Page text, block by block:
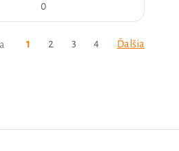
0
1 2 3 4 Ďalšia